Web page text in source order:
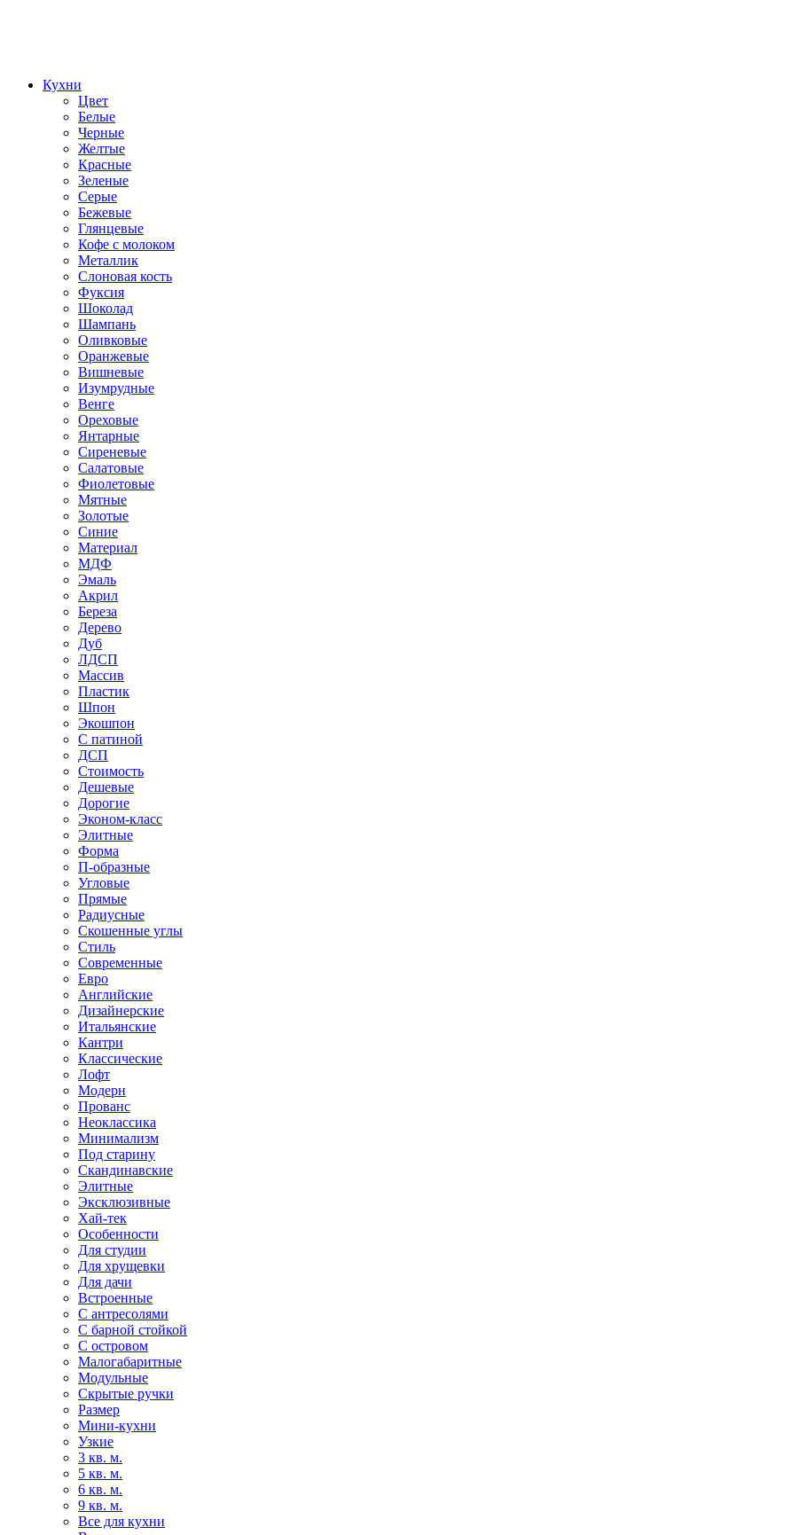
Кухни
Цвет
Белые
Черные
Желтые
Красные
Зеленые
Серые
Бежевые
Глянцевые
Кофе с молоком
Металлик
Слоновая кость
Фуксия
Шоколад
Шампань
Оливковые
Оранжевые
Вишневые
Изумрудные
Венге
Ореховые
Янтарные
Сиреневые
Салатовые
Фиолетовые
Мятные
Золотые
Синие
Материал
МДФ
Эмаль
Акрил
Береза
Дерево
Дуб
ЛДСП
Массив
Пластик
Шпон
Экошпон
С патиной
ДСП
Стоимость
Дешевые
Дорогие
Эконом-класс
Элитные
Форма
П-образные
Угловые
Прямые
Радиусные
Скошенные углы
Стиль
Современные
Евро
Английские
Дизайнерские
Итальянские
Кантри
Классические
Лофт
Модерн
Прованс
Неоклассика
Минимализм
Под старину
Скандинавские
Элитные
Эксклюзивные
Хай-тек
Особенности
Для студии
Для хрущевки
Для дачи
Встроенные
С антресолями
С барной стойкой
С островом
Малогабаритные
Модульные
Скрытые ручки
Размер
Мини-кухни
Узкие
3 кв. м.
5 кв. м.
6 кв. м.
9 кв. м.
Все для кухни